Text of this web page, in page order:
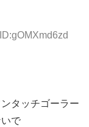
タッチゴーラー
で